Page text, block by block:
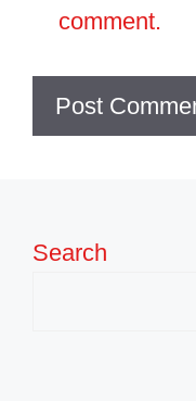
comment.
Search